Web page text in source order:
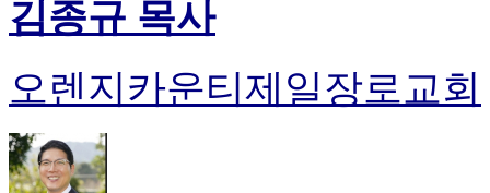
김종규 목사
오렌지카운티제일장로교회